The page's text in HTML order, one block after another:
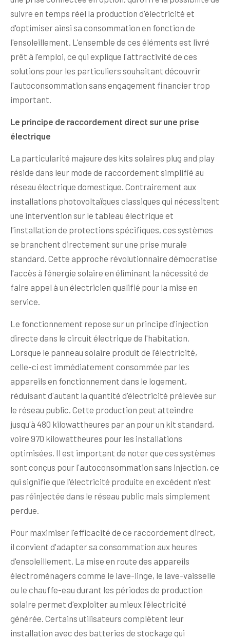
suivre en temps réel la production d'électricité et
d'optimiser ainsi sa consommation en fonction de
l'ensoleillement. L'ensemble de ces éléments est livré
prêt à l'emploi, ce qui explique l'attractivité de ces
solutions pour les particuliers souhaitant découvrir
l'autoconsommation sans engagement financier trop
important.
Le principe de raccordement direct sur une prise
électrique
La particularité majeure des kits solaires plug and play
réside dans leur mode de raccordement simplifié au
réseau électrique domestique. Contrairement aux
installations photovoltaïques classiques qui nécessitent
une intervention sur le tableau électrique et
l'installation de protections spécifiques, ces systèmes
se branchent directement sur une prise murale
standard. Cette approche révolutionnaire démocratise
l'accès à l'énergie solaire en éliminant la nécessité de
faire appel à un électricien qualifié pour la mise en
service.
Le fonctionnement repose sur un principe d'injection
directe dans le circuit électrique de l'habitation.
Lorsque le panneau solaire produit de l'électricité,
celle-ci est immédiatement consommée par les
appareils en fonctionnement dans le logement,
réduisant d'autant la quantité d'électricité prélevée sur
le réseau public. Cette production peut atteindre
jusqu'à 480 kilowattheures par an pour un kit standard,
voire 970 kilowattheures pour les installations
optimisées. Il est important de noter que ces systèmes
sont conçus pour l'autoconsommation sans injection, ce
qui signifie que l'électricité produite en excédent n'est
pas réinjectée dans le réseau public mais simplement
perdue.
Pour maximiser l'efficacité de ce raccordement direct,
il convient d'adapter sa consommation aux heures
d'ensoleillement. La mise en route des appareils
électroménagers comme le lave-linge, le lave-vaisselle
ou le chauffe-eau durant les périodes de production
solaire permet d'exploiter au mieux l'électricité
générée. Certains utilisateurs complètent leur
installation avec des batteries de stockage qui